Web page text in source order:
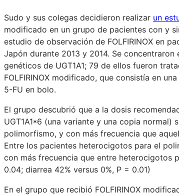
Sudo y sus colegas decidieron realizar un
modificado en un grupo de pacientes con y
estudio de observación de FOLFIRINOX en
Japón durante 2013 y 2014. Se
genéticos de UGT1A1; 79 de ellos fueron
FOLFIRINOX modificado, que consistía en
5-FU en bolo.
El grupo descubrió que a la dosis
UGT1A1*6 (una variante y una copia
polimorfismo, y con más frecuencia que
Entre los pacientes heterocigotos para el
con más frecuencia que entre heterocigotos
0.04; diarrea 42% versus 0%, P = 0.01)
En el grupo que recibió FOLFIRINOX